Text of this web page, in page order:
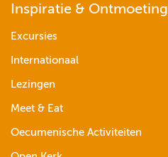
Inspiratie & Ontmoeting
Excursies
Internationaal
Lezingen
Meet & Eat
Oecumenische Activiteiten